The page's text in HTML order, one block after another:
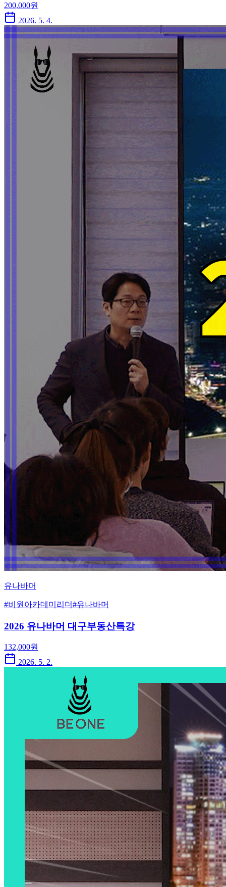
200,000원
2026. 5. 4.
유나바머
#비원아카데미리더#유나바머
2026 유나바머 대구부동산특강
132,000원
2026. 5. 2.